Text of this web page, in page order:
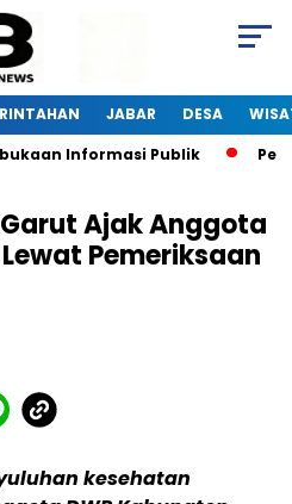
JABAR DESA
Informasi Publik
Ajak Anggota
Pemeriksaan
kesehatan